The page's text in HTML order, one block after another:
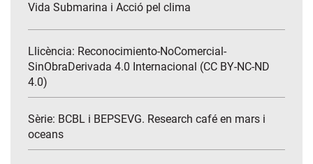
Vida Submarina i Acció pel clima
Llicència: Reconocimiento-NoComercial-
SinObraDerivada 4.0 Internacional (CC BY-NC-ND
4.0)
Sèrie: BCBL i BEPSEVG. Research café en mars i
oceans